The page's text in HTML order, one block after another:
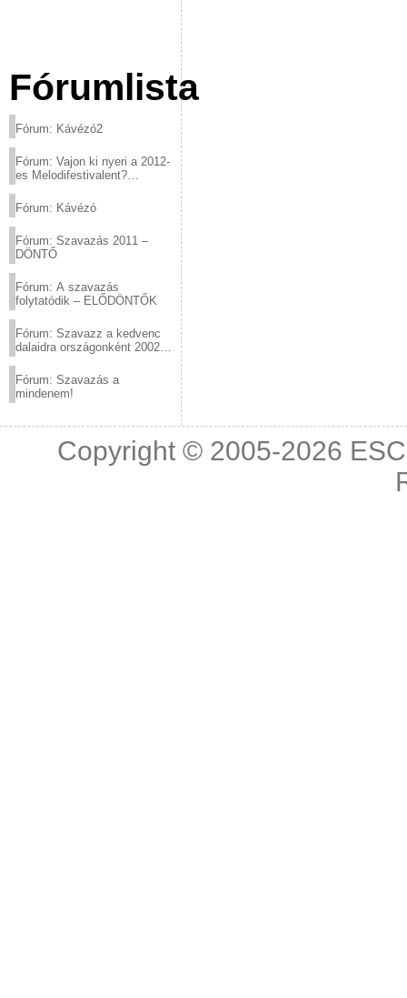
Fórumlista
Fórum: Kávézó2
Fórum: Vajon ki nyeri a 2012-
es Melodifestivalent?
Fórum: Kávézó
Fórum: Szavazás 2011 –
DÖNTŐ
Fórum: A szavazás
folytatódik – ELŐDÖNTŐK
Fórum: Szavazz a kedvenc
dalaidra országonként 2002
Fórum: Szavazás a
mindenem!
Copyright © 2005-2026